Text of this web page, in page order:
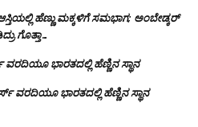
ಹೆಣ್ಣು ಮಕ್ಕಳಿಗೆ ಸಮಭಾಗ; ಅಂಬೇಡ್ಕರ್
ಗೊತ್ತಾ…
ಭಾರತದಲ್ಲಿ ಹೆಣ್ಣಿನ ಸ್ಥಾನ‌
ವರದಿಯೂ ಭಾರತದಲ್ಲಿ ಹೆಣ್ಣಿನ ಸ್ಥಾನ‌